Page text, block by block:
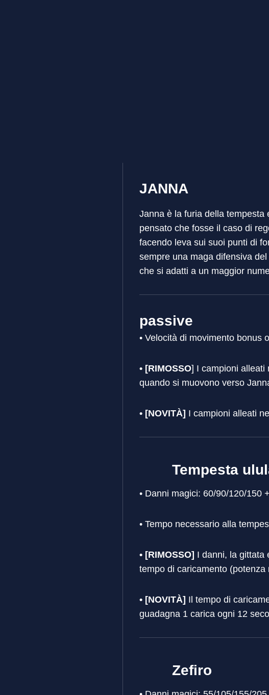
JANNA
Janna è la furia della tempesta
pensato che fosse il caso di
facendo leva sui suoi punti di
sempre una maga difensiva
che si adatti a un maggior
passive
• Velocità di movimento bonus
• [RIMOSSO] I campioni alleati
quando si muovono verso
• [NOVITÀ] I campioni alleati
Tempesta
• Danni magici: 60/90/120/150
• Tempo necessario alla
• [RIMOSSO] I danni, la gittata
tempo di caricamento
• [NOVITÀ] Il tempo di
guadagna 1 carica ogni 12
Zefiro